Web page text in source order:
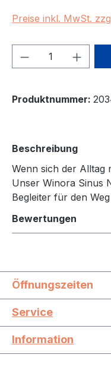
Preise inkl. MwSt.
Produkt
Produktnummer:
Beschreibung
Wenn sich der Alltag
Unser Winora Sinus
Begleiter für den
Bewertungen
Öffnungszeiten
Service
Information